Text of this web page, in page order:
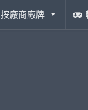
按廠商廠牌